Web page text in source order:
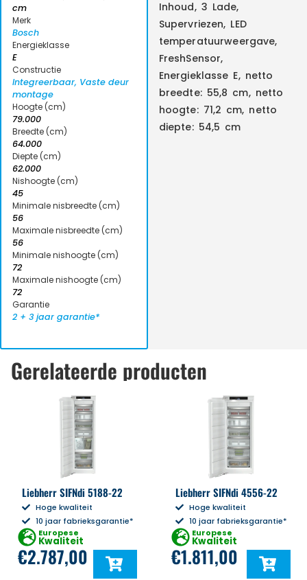
cm
Merk
Bosch
Energieklasse
E
Constructie
Integreerbaar, Vaste deur
montage
Hoogte (cm)
79.000
Breedte (cm)
64.000
Diepte (cm)
62.000
Nishoogte (cm)
45
Minimale nisbreedte (cm)
56
Maximale nisbreedte (cm)
56
Minimale nishoogte (cm)
72
Maximale nishoogte (cm)
72
Garantie
2 + 3 jaar garantie*
Inhoud, 3 Lade,
Supervriezen, LED
temperatuurweergave,
FreshSensor,
Energieklasse E, netto
breedte: 55,8 cm, netto
hoogte: 71,2 cm, netto
diepte: 54,5 cm
Gerelateerde producten
Liebherr SIFNdi 5188-22
Hoge kwaliteit
10 jaar fabrieksgarantie*
Europese
Kwaliteit
€2.787,00
Liebherr SIFNdi 4556-22
Hoge kwaliteit
10 jaar fabrieksgarantie*
Europese
Kwaliteit
€1.811,00